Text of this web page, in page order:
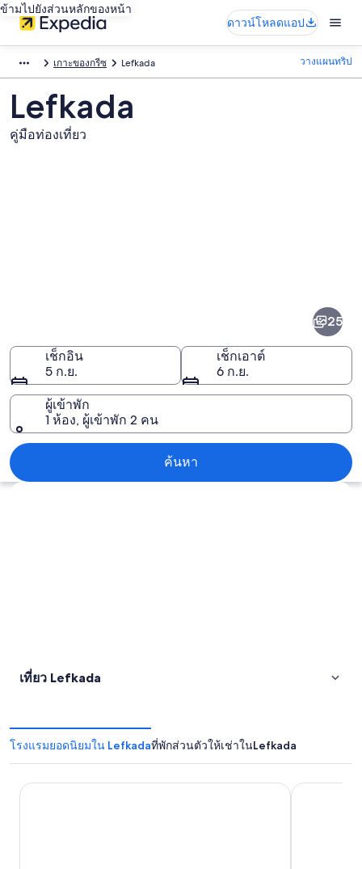
ข้ามไปยังส่วนหลักของหน้า
ดาวน์โหลดแอป
เกาะของกรีซ Lefkada วางแผนทริป
Lefkada
คู่มือท่องเที่ยว
25
เช็กอิน
5 ก.ย.
เช็กเอาต์
6 ก.ย.
ผู้เข้าพัก
1 ห้อง, ผู้เข้าพัก 2 คน
ค้นหา
สำรวจแผนที่
เที่ยว Lefkada
โรงแรมยอดนิยมใน Lefkadaที่พักส่วนตัวให้เช่าในLefkada
Red Tower Hotel Lefkada Ionian Blue